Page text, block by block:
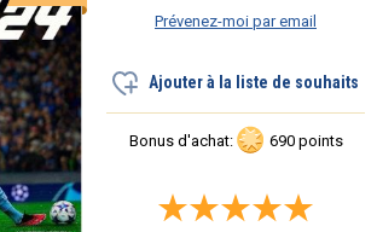
Prévenez-moi par email
Ajouter à la liste de souhaits
Bonus d'achat: 690 points